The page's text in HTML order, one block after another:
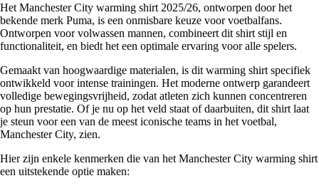
Het Manchester City warming shirt 2025/26, ontworpen door het
bekende merk Puma, is een onmisbare keuze voor voetbalfans.
Ontworpen voor volwassen mannen, combineert dit shirt stijl en
functionaliteit, en biedt het een optimale ervaring voor alle spelers.
Gemaakt van hoogwaardige materialen, is dit warming shirt specifiek
ontwikkeld voor intense trainingen. Het moderne ontwerp garandeert
volledige bewegingsvrijheid, zodat atleten zich kunnen concentreren
op hun prestatie. Of je nu op het veld staat of daarbuiten, dit shirt laat
je steun voor een van de meest iconische teams in het voetbal,
Manchester City, zien.
Hier zijn enkele kenmerken die van het Manchester City warming shirt
een uitstekende optie maken: